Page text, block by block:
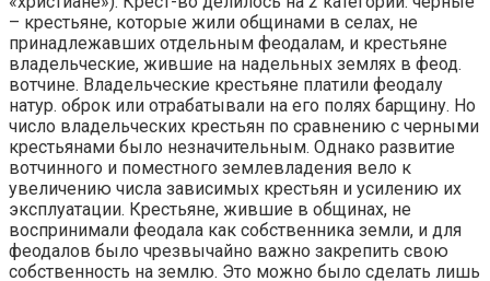
– крестьяне, которые жили общинами в селах, не
принадлежавших отдельным феодалам, и крестьяне
владельческие, жившие на надельных землях в феод.
вотчине. Владельческие крестьяне платили феодалу
натур. оброк или отрабатывали на его полях барщину. Но
число владельческих крестьян по сравнению с черными
крестьянами было незначительным. Однако развитие
вотчинного и поместного землевладения вело к
увеличению числа зависимых крестьян и усилению их
эксплуатации. Крестьяне, жившие в общинах, не
воспринимали феодала как собственника земли, и для
феодалов было чрезвычайно важно закрепить свою
собственность на землю. Это можно было сделать лишь